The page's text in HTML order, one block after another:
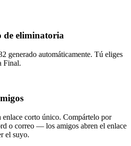
de eliminatoria
generado automáticamente. Tú eliges
Final.
enlace corto único. Compártelo por
o correo — los amigos abren el enlace
el suyo.